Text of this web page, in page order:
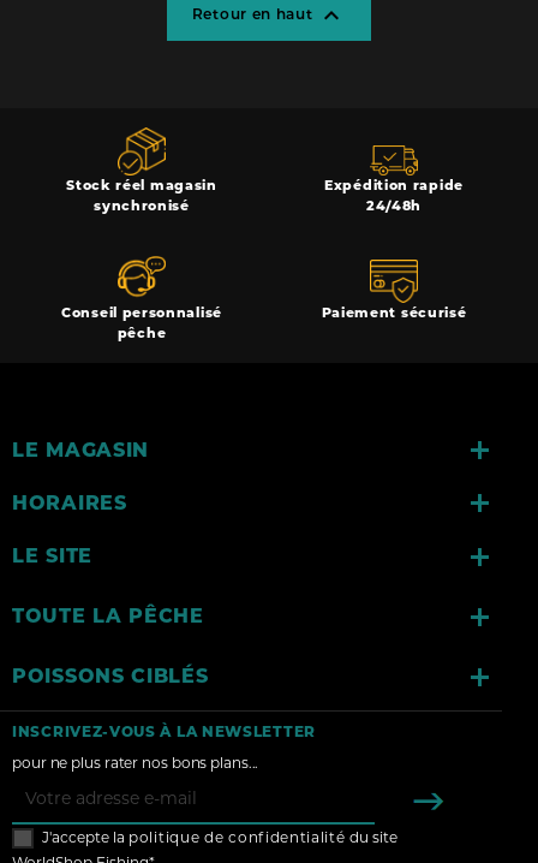
Retour en haut 
Stock réel magasin
synchronisé
Expédition rapide
24/48h
Conseil personnalisé
pêche
Paiement sécurisé
LE MAGASIN 
HORAIRES 
LE SITE 
TOUTE LA PÊCHE 
POISSONS CIBLÉS 
INSCRIVEZ-VOUS À LA NEWSLETTER
pour ne plus rater nos bons plans...
J'accepte la politique de confidentialité du site